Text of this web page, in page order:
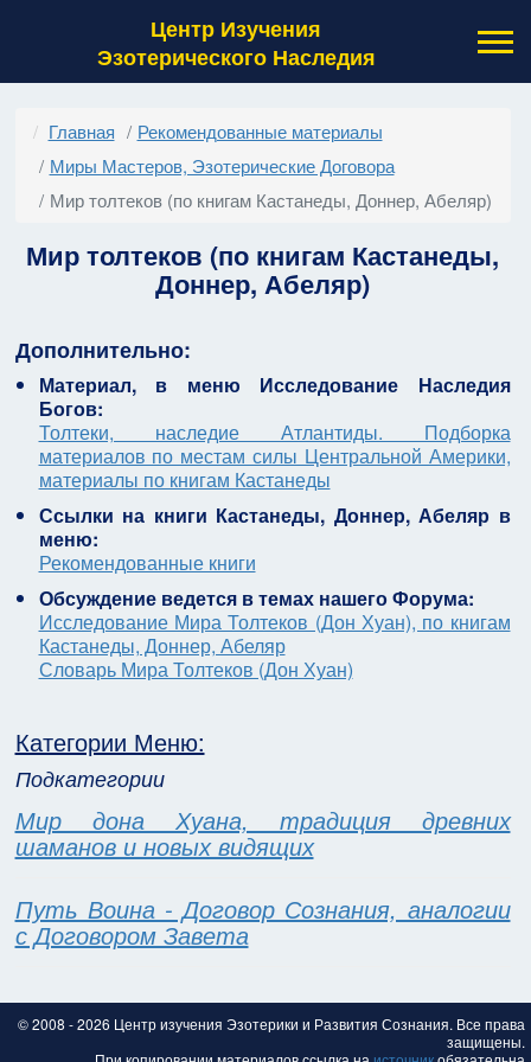
Центр Изучения
Эзотерического Наследия
Главная
Рекомендованные материалы
Миры Мастеров, Эзотерические Договора
Мир толтеков (по книгам Кастанеды, Доннер, Абеляр)
Мир толтеков (по книгам Кастанеды,
Доннер, Абеляр)
Дополнительно:
Материал, в меню Исследование Наследия
Богов:
Толтеки, наследие Атлантиды. Подборка
материалов по местам силы Центральной Америки,
материалы по книгам Кастанеды
Ссылки на книги Кастанеды, Доннер, Абеляр в
меню:
Рекомендованные книги
Обсуждение ведется в темах нашего Форума:
Исследование Мира Толтеков (Дон Хуан), по книгам
Кастанеды, Доннер, Абеляр
Словарь Мира Толтеков (Дон Хуан)
Категории Меню:
Подкатегории
Мир дона Хуана, традиция древних
шаманов и новых видящих
Путь Воина - Договор Сознания, аналогии
с Договором Завета
© 2008 - 2026 Центр изучения Эзотерики и Развития Сознания. Все права
защищены.